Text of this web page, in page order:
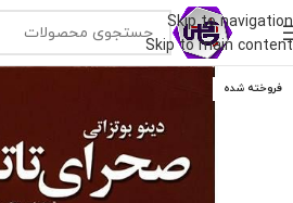
Skip to navigation
Skip to main content
فروخته شده